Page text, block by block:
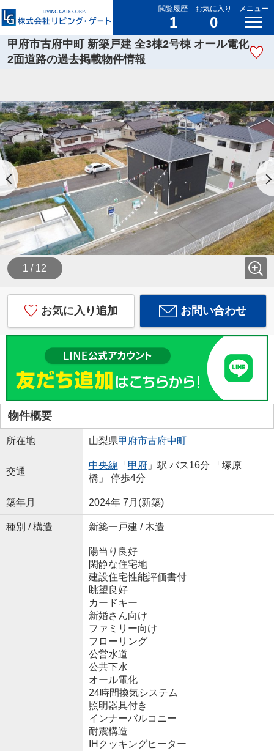
閲覧履歴
1
お気に入り
0
メニュー
甲府市古府中町 新築戸建 全3棟2号棟 オール電化
2面道路の過去掲載物件情報
1 / 12
お気に入り追加 お問い合わせ
物件概要
所在地 山梨県甲府市古府中町
交通
中央線 「 甲府」駅 バス16分 「塚原
橋」 停歩4分
築年月 2024年 7月(新築)
種別 / 構造 新築一戸建 / 木造
陽当り良好
閑静な住宅地
建設住宅性能評価書付
眺望良好
カードキー
新婚さん向け
ファミリー向け
フローリング
公営水道
公共下水
オール電化
24時間換気システム
照明器具付き
インナーバルコニー
耐震構造
IHクッキングヒーター